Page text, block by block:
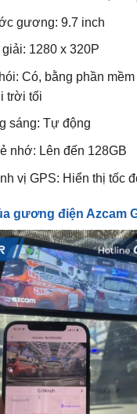
trời tối
sáng: Tự động
gương điện Azcam